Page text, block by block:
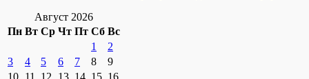
Август 2026
Пн Вт Ср Чт Пт Сб Вс
1
2
3
4 5 6 7 8
9
10 11 12 13 14 15 16